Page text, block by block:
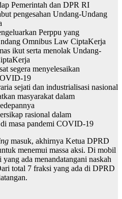
Pemerintah dan DPR RI
pengesahan Undang-Undang
Perppu yang
Omnibus Law CiptaKerja
ikut serta menolak Undang-
segera menyelesaikan
19
sejati dan industrialisasi nasional
masyarakat dalam
rasional dalam
masa pandemi COVID-19
masuk, akhirnya Ketua DPRD
menemui massa aksi. Di mobil
ada menandatangani naskah
total 7 fraksi yang ada di DPRD